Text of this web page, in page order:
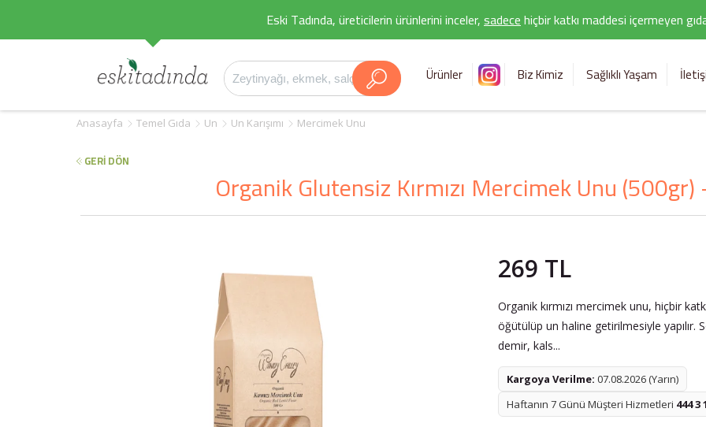
Eski Tadında, üreticilerin ürünlerini inceler,sadecehiçbir katkı maddesi içermeyen
Ürünler Biz Kimiz Sağlıklı Yaşam
Anasayfa Temel Gıda Un Un Karışımı Mercimek Unu
GERİ DÖN
Organik Glutensiz Kırmızı Mercimek Unu
269 TL
Organik kırmızı mercimek unu, hiçbir
öğütülüp un haline getirilmesiyle
demir, kals...
Kargoya Verilme: 07.08.2026 (Yarın)
Haftanın 7 Günü Müşteri Hizmetleri 444 3